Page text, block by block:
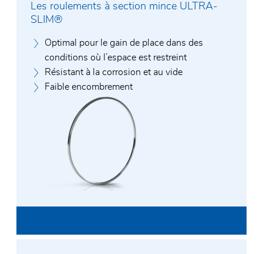
Les roulements à section mince ULTRA-
SLIM®
Optimal pour le gain de place dans des
conditions où l’espace est restreint
Résistant à la corrosion et au vide
Faible encombrement